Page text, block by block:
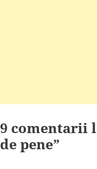
9 comentarii
de pene”